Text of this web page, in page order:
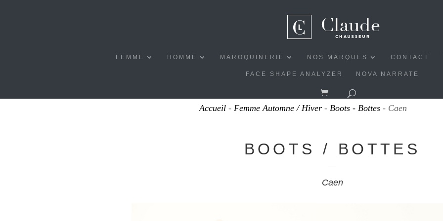
FEMME HOMME MAROQUINERIE NOS MARQUES CONTACT
FACE SHAPE ANALYZER NOVA NARRATE
Accueil - Femme Automne / Hiver - Boots - Bottes - Caen
BOOTS / BOTTES
Caen